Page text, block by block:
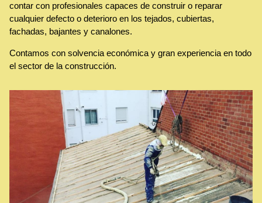
contar con profesionales capaces de construir o reparar
cualquier defecto o deterioro en los tejados, cubiertas,
fachadas, bajantes y canalones.
Contamos con solvencia económica y gran experiencia en todo
el sector de la construcción.